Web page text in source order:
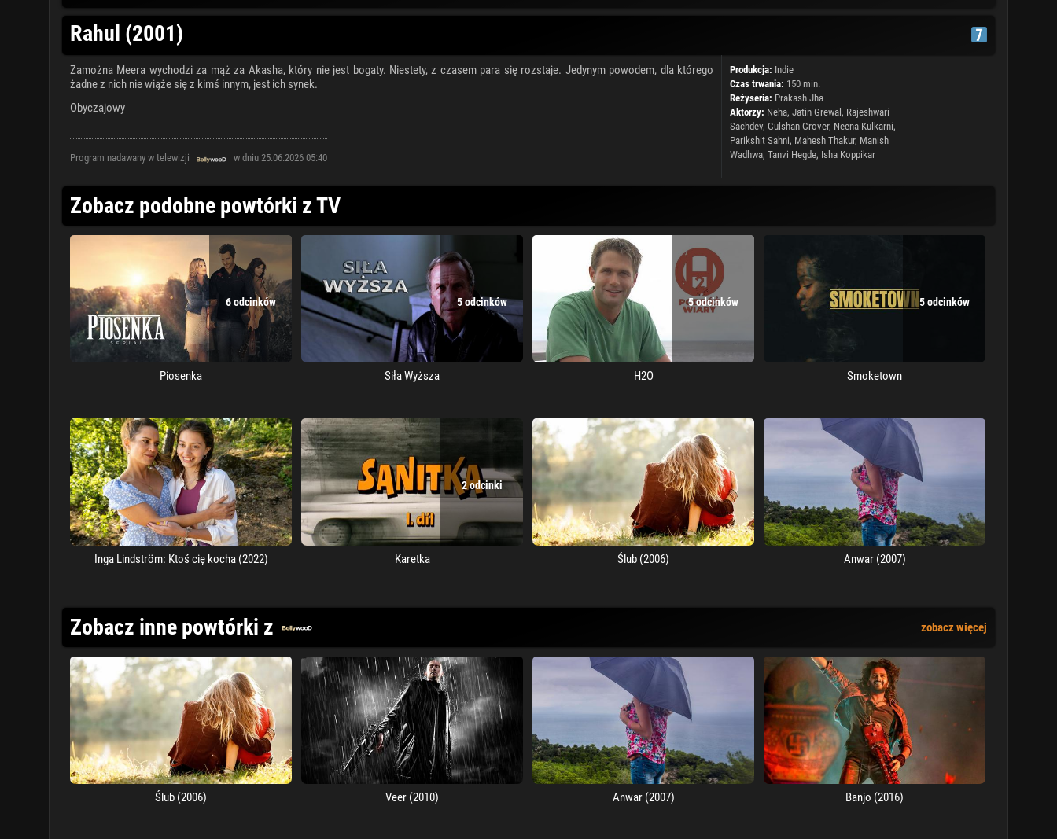
Rahul (2001)
Zamożna Meera wychodzi za mąż za Akasha, który nie jest bogaty. Niestety, z czasem para się rozstaje. Jedynym powodem, dla którego
żadne z nich nie wiąże się z kimś innym, jest ich synek.
Obyczajowy
Program nadawany w telewizji w dniu 25.06.2026 05:40
Produkcja: Indie
Czas trwania: 150 min.
Reżyseria: Prakash Jha
Aktorzy: Neha, Jatin Grewal, Rajeshwari
Sachdev, Gulshan Grover, Neena Kulkarni,
Parikshit Sahni, Mahesh Thakur, Manish
Wadhwa, Tanvi Hegde, Isha Koppikar
Zobacz podobne powtórki z TV
6 odcinków
Piosenka
5 odcinków
Siła Wyższa
5 odcinków
H2O
5 odcinków
Smoketown
Inga Lindström: Ktoś cię kocha (2022)
2 odcinki
Karetka Ślub (2006) Anwar (2007)
Zobacz inne powtórki z zobacz więcej
Ślub (2006) Veer (2010) Anwar (2007) Banjo (2016)